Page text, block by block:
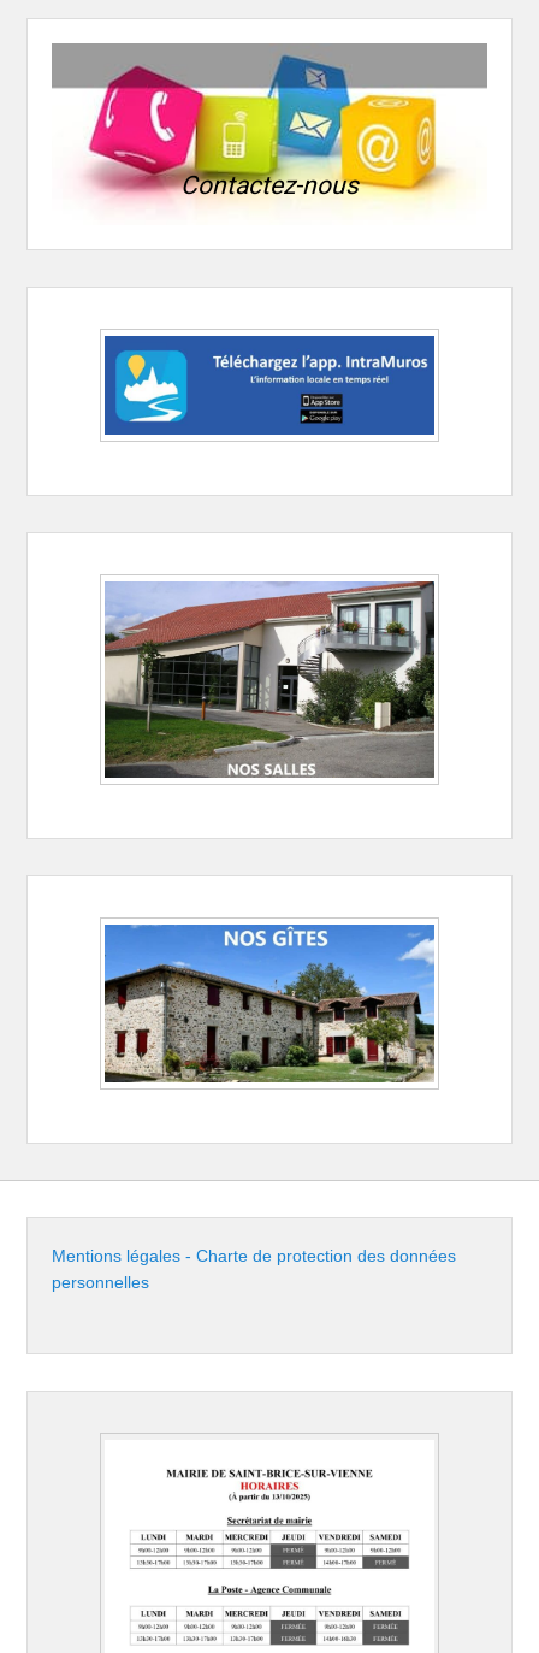
Contactez-nous
Mentions légales - Charte de protection des données
personnelles